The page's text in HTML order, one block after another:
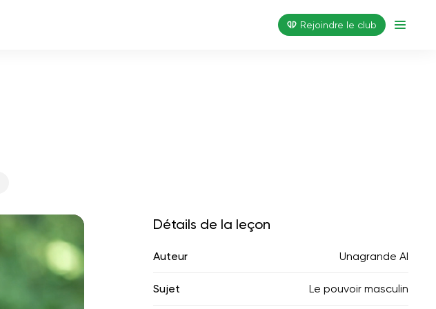
Rejoindre le club
Détails de la leçon
Auteur Unagrande AI
Sujet Le pouvoir masculin